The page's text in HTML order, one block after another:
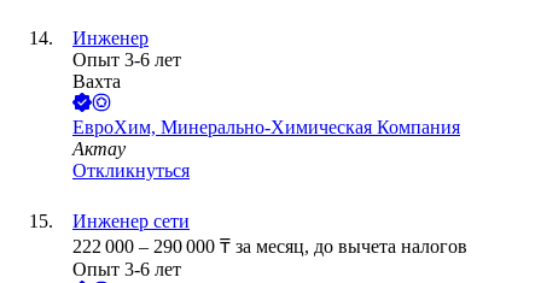
Инженер
Опыт 3-6 лет
Вахта
ЕвроХим, Минерально-Химическая Компания
Актау
Откликнуться
Инженер сети
222 000 – 290 000 ₸ за месяц, до вычета налогов
Опыт 3-6 лет